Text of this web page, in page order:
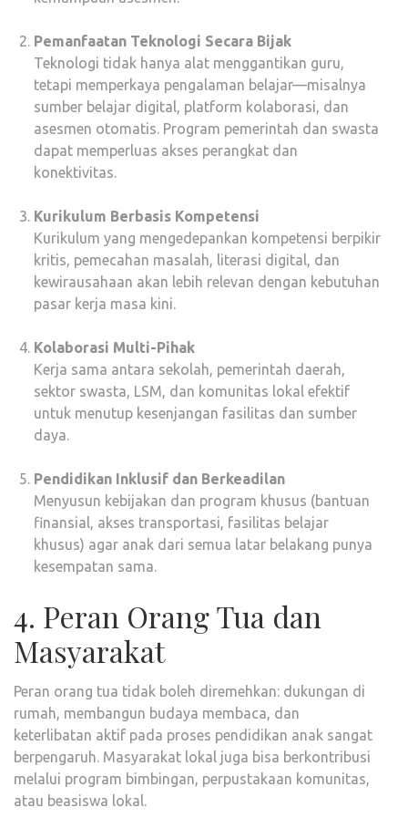
Pemanfaatan Teknologi Secara Bijak
Teknologi tidak hanya alat menggantikan guru,
tetapi memperkaya pengalaman belajar—misalnya
sumber belajar digital, platform kolaborasi, dan
asesmen otomatis. Program pemerintah dan swasta
dapat memperluas akses perangkat dan
konektivitas.
Kurikulum Berbasis Kompetensi
Kurikulum yang mengedepankan kompetensi berpikir
kritis, pemecahan masalah, literasi digital, dan
kewirausahaan akan lebih relevan dengan kebutuhan
pasar kerja masa kini.
Kolaborasi Multi-Pihak
Kerja sama antara sekolah, pemerintah daerah,
sektor swasta, LSM, dan komunitas lokal efektif
untuk menutup kesenjangan fasilitas dan sumber
daya.
Pendidikan Inklusif dan Berkeadilan
Menyusun kebijakan dan program khusus (bantuan
finansial, akses transportasi, fasilitas belajar
khusus) agar anak dari semua latar belakang punya
kesempatan sama.
4. Peran Orang Tua dan
Masyarakat
Peran orang tua tidak boleh diremehkan: dukungan di
rumah, membangun budaya membaca, dan
keterlibatan aktif pada proses pendidikan anak sangat
berpengaruh. Masyarakat lokal juga bisa berkontribusi
melalui program bimbingan, perpustakaan komunitas,
atau beasiswa lokal.